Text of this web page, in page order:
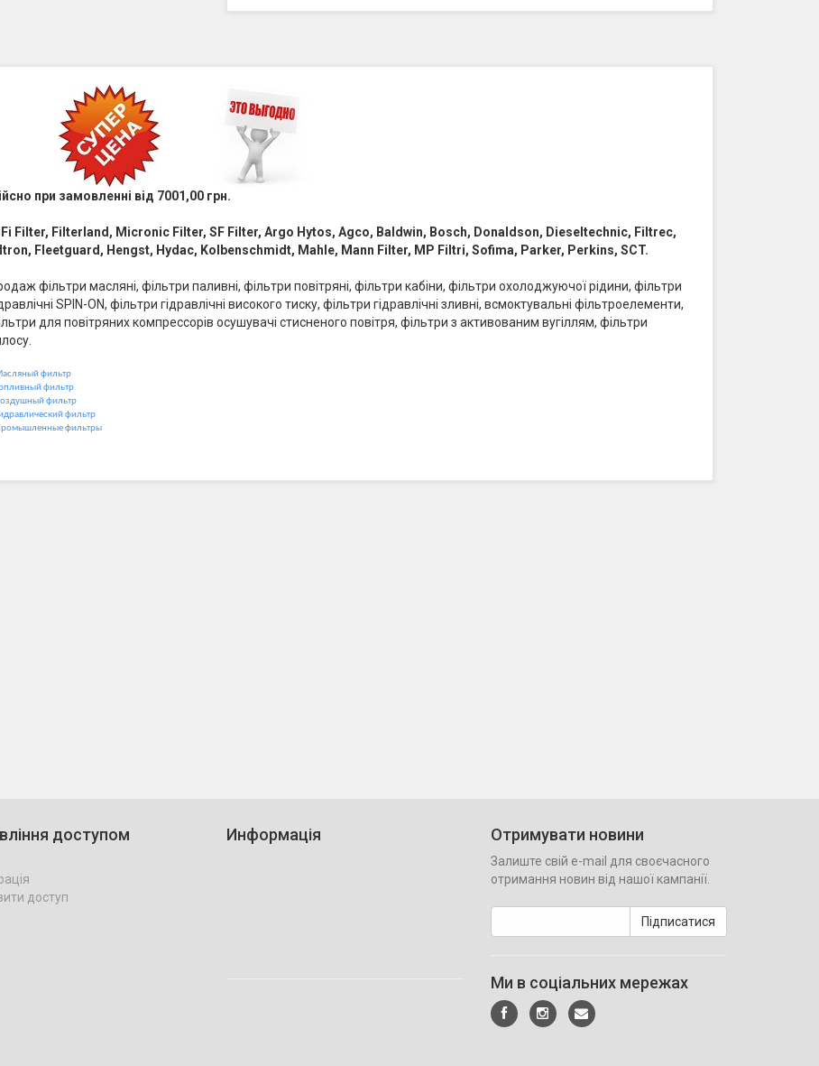
при замовленні від 7001,00 грн.
Filter, Filterland, Micronic Filter, SF Filter, Argo Hytos, Agco, Baldwin, Bosch, Donaldson, Dieseltechnic, Filtrec,
Fleetguard, Hengst, Hydac, Kolbenschmidt, Mahle, Mann Filter, MP Filtri, Sofima, Parker, Perkins, SCT.
фільтри масляні, фільтри паливні, фільтри повітряні, фільтри кабіни, фільтри охолоджуючої рідини, фільтри
SPIN-ON, фільтри гідравлічні високого тиску, фільтри гідравлічні зливні, всмоктувальні фільтроелементи,
для повітряних компрессорів осушувачі стисненого повітря, фільтри з активованим вугіллям, фільтри
фильтр
фильтр
фильтр
фильтр
фильтры
доступом
доступ
Информація Отримувати новини
Залиште свій e-mail для своєчасного
отримання новин від нашої кампанії.
Підписатися
Ми в соціальних мережах